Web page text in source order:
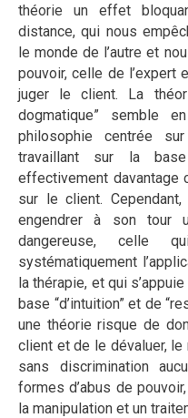
théorie un effet
distance, qui nous
le monde de l’autre et
pouvoir, celle de l’expert
juger le client. La
dogmatique” semble
philosophie centrée
travaillant sur la
effectivement davantage
sur le client.
engendrer à son tour
dangereuse, celle
systématiquement
la thérapie, et qui
base “d’intuition” et de
une théorie risque de
client et de le dévaluer,
sans discrimination
formes d’abus de
la manipulation et un